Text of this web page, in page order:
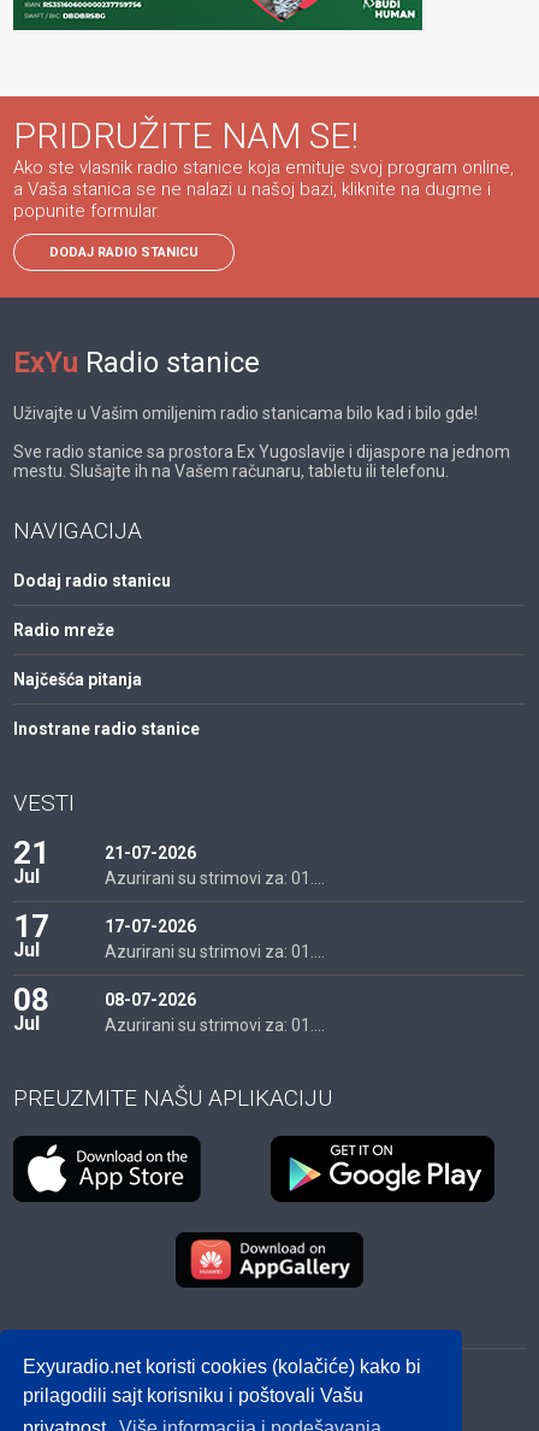
Exyuradio.net koristi cookies (kolačiće) kako bi
prilagodili sajt korisniku i poštovali Vašu
PRIDRUŽITE NAM SE!
Ako ste vlasnik radio stanice koja emituje svoj program online,
a Vaša stanica se ne nalazi u našoj bazi, kliknite na dugme i
popunite formular.
DODAJ RADIO STANICU
ExYu Radio stanice
Uživajte u Vašim omiljenim radio stanicama bilo kad i bilo gde!
Sve radio stanice sa prostora Ex Yugoslavije i dijaspore na jednom
mestu. Slušajte ih na Vašem računaru, tabletu ili telefonu.
NAVIGACIJA
Dodaj radio stanicu
Radio mreže
Najčešća pitanja
Inostrane radio stanice
VESTI
21
Jul
21-07-2026
Azurirani su strimovi za: 01....
17
Jul
17-07-2026
Azurirani su strimovi za: 01....
08
Jul
08-07-2026
Azurirani su strimovi za: 01....
PREUZMITE NAŠU APLIKACIJU
© 2012 - 2026! exyuradio.net -Politika privatnosti -
created by IMS.RS